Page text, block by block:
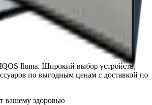
Iluma. Широкий выбор устройств,
по выгодным ценам с доставкой по
вашему здоровью